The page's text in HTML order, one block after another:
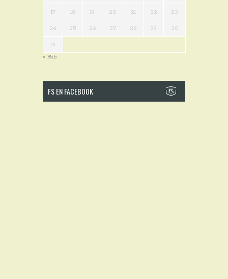
17 18 19 20 21 22 23
24 25 26 27 28 29 30
31
« Feb
FS EN FACEBOOK